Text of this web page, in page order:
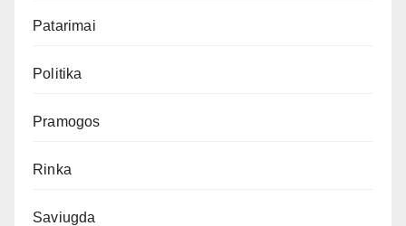
Patarimai
Politika
Pramogos
Rinka
Saviugda